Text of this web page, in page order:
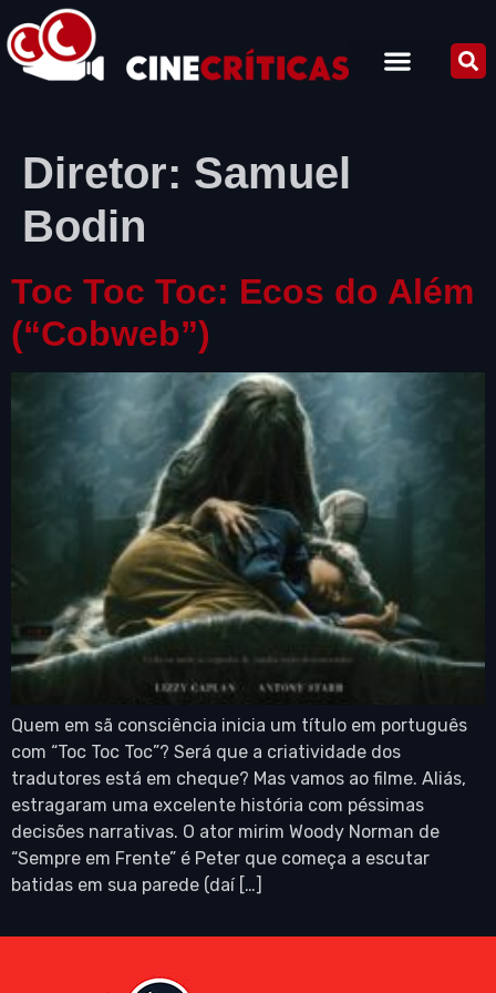
Diretor: Samuel
Bodin
Toc Toc Toc: Ecos do Além
(“Cobweb”)
Quem em sã consciência inicia um título em português
com “Toc Toc Toc”? Será que a criatividade dos
tradutores está em cheque? Mas vamos ao filme. Aliás,
estragaram uma excelente história com péssimas
decisões narrativas. O ator mirim Woody Norman de
“Sempre em Frente” é Peter que começa a escutar
batidas em sua parede (daí […]